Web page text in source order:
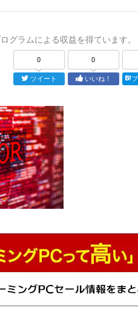
グラムによる収益を得ています。
0
ツイート
0
いいね！